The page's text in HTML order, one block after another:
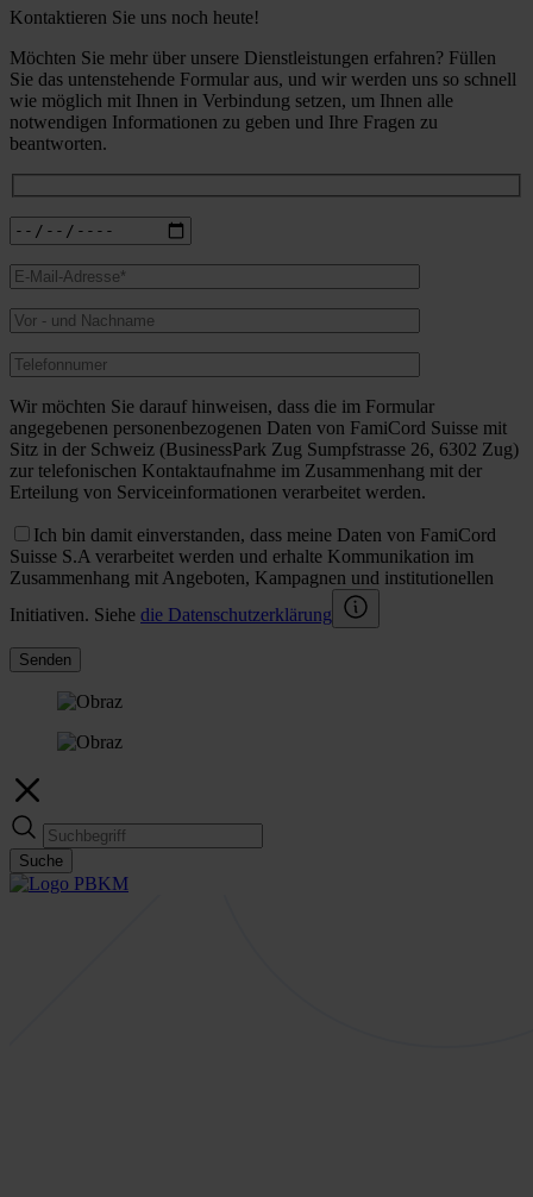
Kontaktieren Sie uns noch heute!
Möchten Sie mehr über unsere Dienstleistungen erfahren? Füllen
Sie das untenstehende Formular aus, und wir werden uns so schnell
wie möglich mit Ihnen in Verbindung setzen, um Ihnen alle
notwendigen Informationen zu geben und Ihre Fragen zu
beantworten.
Wir möchten Sie darauf hinweisen, dass die im Formular
angegebenen personenbezogenen Daten von FamiCord Suisse mit
Sitz in der Schweiz (BusinessPark Zug Sumpfstrasse 26, 6302 Zug)
zur telefonischen Kontaktaufnahme im Zusammenhang mit der
Erteilung von Serviceinformationen verarbeitet werden.
Ich bin damit einverstanden, dass meine Daten von FamiCord
Suisse S.A verarbeitet werden und erhalte Kommunikation im
Zusammenhang mit Angeboten, Kampagnen und institutionellen
Initiativen. Siehe die Datenschutzerklärung
Senden
Suche